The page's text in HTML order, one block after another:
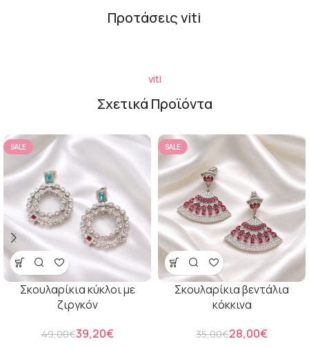
Προτάσεις viti
viti
Σχετικά Προϊόντα
SALE
Σκουλαρίκια κύκλοι με
ζιργκόν
49,00€39,20€
SALE
Σκουλαρίκια βεντάλια
κόκκινα
35,00€28,00€